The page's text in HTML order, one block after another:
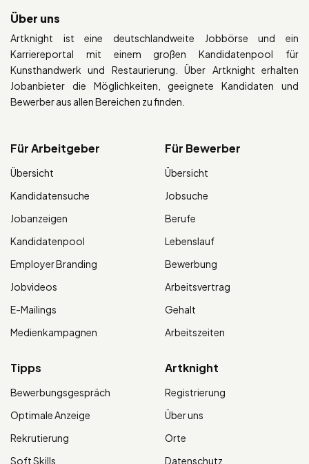
Über uns
Artknight ist eine deutschlandweite Jobbörse und ein
Karriereportal mit einem großen Kandidatenpool für
Kunsthandwerk und Restaurierung. Über Artknight erhalten
Jobanbieter die Möglichkeiten, geeignete Kandidaten und
Bewerber aus allen Bereichen zu finden.
Für Arbeitgeber
Übersicht
Kandidatensuche
Jobanzeigen
Kandidatenpool
Employer Branding
Jobvideos
E-Mailings
Medienkampagnen
Für Bewerber
Übersicht
Jobsuche
Berufe
Lebenslauf
Bewerbung
Arbeitsvertrag
Gehalt
Arbeitszeiten
Tipps
Bewerbungsgespräch
Optimale Anzeige
Rekrutierung
Soft Skills
Artknight
Registrierung
Über uns
Orte
Datenschutz